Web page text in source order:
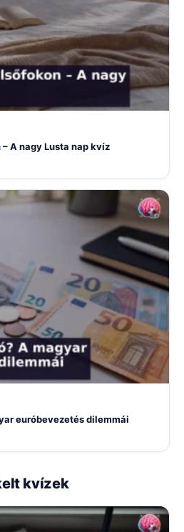
A nagy Lusta nap kvíz
euróbevezetés dilemmái
kvízek